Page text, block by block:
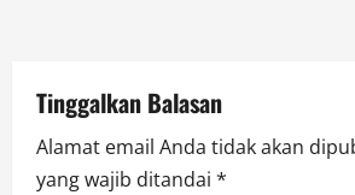
o
n
Tinggalkan Balasan
Alamat email Anda tidak akan
yang wajib ditandai *